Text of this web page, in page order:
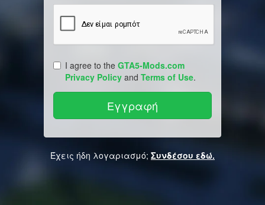
I agree to the GTA5-Mods.com
Privacy Policy and Terms of Use.
Έχεις ήδη λογαριασμό; Συνδέσου εδώ.